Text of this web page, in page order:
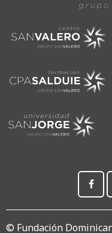
© Fundación